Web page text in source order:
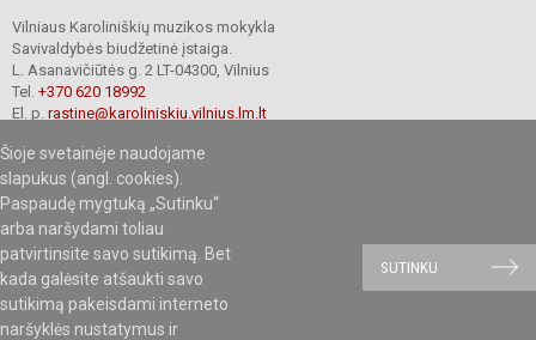
Šioje svetainėje naudojame
slapukus (angl. cookies).
Paspaudę mygtuką „Sutinku“
arba naršydami toliau
patvirtinsite savo sutikimą. Bet
kada galėsite atšaukti savo
sutikimą pakeisdami interneto
naršyklės nustatymus ir
SUTINKU
Vilniaus Karoliniškių muzikos mokykla
Savivaldybės biudžetinė įstaiga.
L. Asanavičiūtės g. 2 LT-04300, Vilnius
Tel. +370 620 18992
El. p. rastine@karoliniskiu.vilnius.lm.lt
Juridinių asmenų registre
Įmonės kodas 191662566
© 2019.Vilniaus Karoliniškių muzikos mokykla. Visos teisės saugomos.
Kopijuoti turinį be raštiško mokyklos sutikimo griežtai draudžiama.